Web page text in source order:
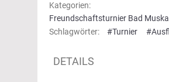
Kategorien:
Freundschaftsturnier Bad
Schlagwörter:
#Turnier
DETAILS